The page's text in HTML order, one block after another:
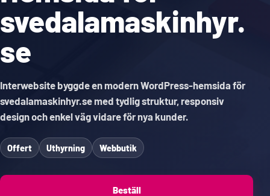
svedalamaskinhyr.
se
Interwebsite byggde en modern WordPress-hemsida för
svedalamaskinhyr.se med tydlig struktur, responsiv
design och enkel väg vidare för nya kunder.
Offert Uthyrning Webbutik
Beställ